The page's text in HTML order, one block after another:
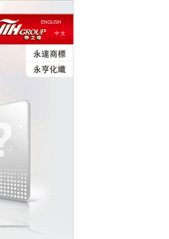
ENGLISH
中 文